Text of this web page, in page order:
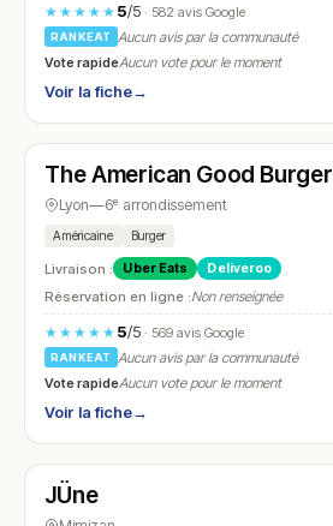
★★★★★ 5/5· 582 avis Google
RANKEAT
Aucun avis par la communauté
Vote rapideAucun vote pour le moment
Voir la fiche→
N° 15
The American Good Burger
Lyon—6ᵉ arrondissement
Américaine Burger
Livraison : Uber Eats Deliveroo
Réservation en ligne :Non renseignée
★★★★★ 5/5· 569 avis Google
RANKEAT
Aucun avis par la communauté
Vote rapideAucun vote pour le moment
Voir la fiche→
N° 16
JÜne